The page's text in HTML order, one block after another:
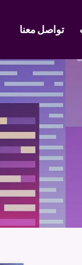
تواصل معنا